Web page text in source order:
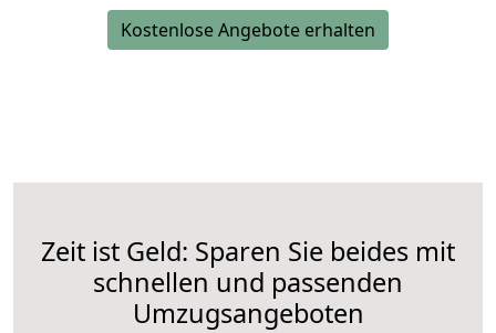
Kostenlose Angebote erhalten
Zeit ist Geld: Sparen Sie beides mit
schnellen und passenden
Umzugsangeboten